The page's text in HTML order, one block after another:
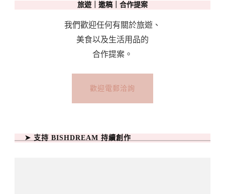
旅遊｜邀稿｜合作提案
我們歡迎任何有關於旅遊、
美食以及生活用品的
合作提案。
歡迎電郵洽詢
➤ 支持 BISHDREAM 持續創作